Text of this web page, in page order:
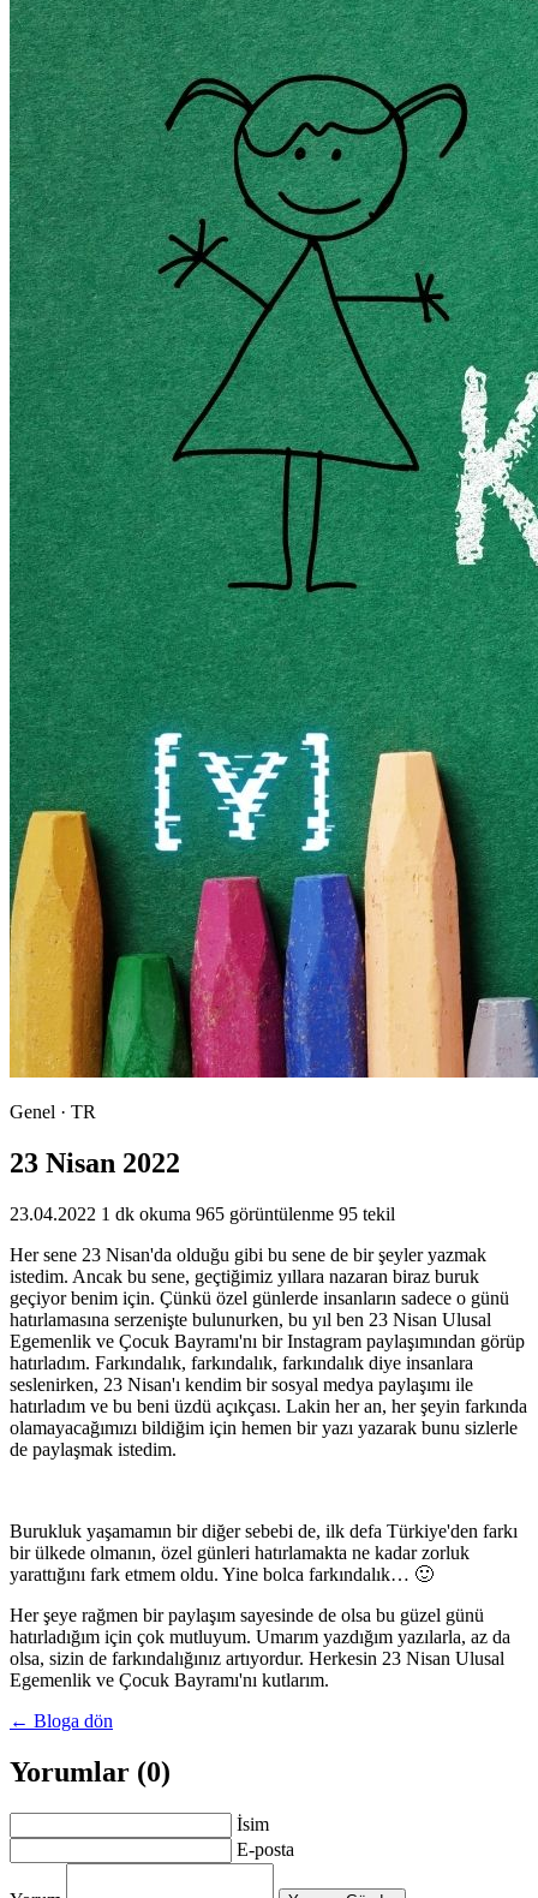
Genel · TR
23 Nisan 2022
23.04.2022 1 dk okuma 965 görüntülenme 95 tekil
Her sene 23 Nisan'da olduğu gibi bu sene de bir şeyler yazmak
istedim. Ancak bu sene, geçtiğimiz yıllara nazaran biraz buruk
geçiyor benim için. Çünkü özel günlerde insanların sadece o günü
hatırlamasına serzenişte bulunurken, bu yıl ben 23 Nisan Ulusal
Egemenlik ve Çocuk Bayramı'nı bir Instagram paylaşımından görüp
hatırladım. Farkındalık, farkındalık, farkındalık diye insanlara
seslenirken, 23 Nisan'ı kendim bir sosyal medya paylaşımı ile
hatırladım ve bu beni üzdü açıkçası. Lakin her an, her şeyin farkında
olamayacağımızı bildiğim için hemen bir yazı yazarak bunu sizlerle
de paylaşmak istedim.
Burukluk yaşamamın bir diğer sebebi de, ilk defa Türkiye'den farkı
bir ülkede olmanın, özel günleri hatırlamakta ne kadar zorluk
yarattığını fark etmem oldu. Yine bolca farkındalık… 🙂
Her şeye rağmen bir paylaşım sayesinde de olsa bu güzel günü
hatırladığım için çok mutluyum. Umarım yazdığım yazılarla, az da
olsa, sizin de farkındalığınız artıyordur. Herkesin 23 Nisan Ulusal
Egemenlik ve Çocuk Bayramı'nı kutlarım.
← Bloga dön
Yorumlar (0)
İsim
E-posta